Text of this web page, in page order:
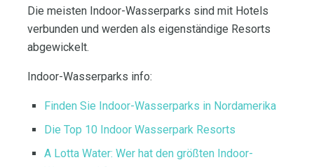
Die meisten Indoor-Wasserparks sind mit Hotels
verbunden und werden als eigenständige Resorts
abgewickelt.
Indoor-Wasserparks info:
Finden Sie Indoor-Wasserparks in Nordamerika
Die Top 10 Indoor Wasserpark Resorts
A Lotta Water: Wer hat den größten Indoor-